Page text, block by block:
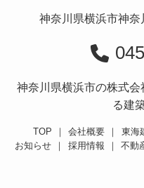
神奈川県横浜市神
神奈川県横浜市の株式会
る建
TOP ｜ 会社概要 ｜ 東海
お知らせ
｜ 採用情報 ｜ 不動